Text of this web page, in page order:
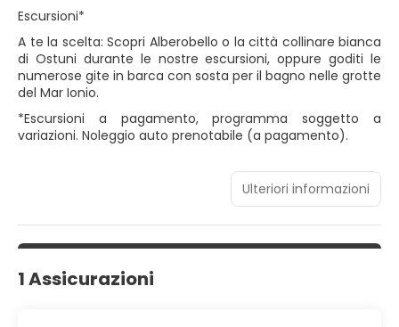
Escursioni*
A te la scelta: Scopri Alberobello o la città collinare bianca
di Ostuni durante le nostre escursioni, oppure goditi le
numerose gite in barca con sosta per il bagno nelle grotte
del Mar Ionio.
*Escursioni a pagamento, programma soggetto a
variazioni. Noleggio auto prenotabile (a pagamento).
Ulteriori informazioni
1 Assicurazioni